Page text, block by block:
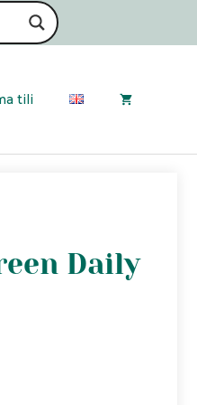
tili
Daily